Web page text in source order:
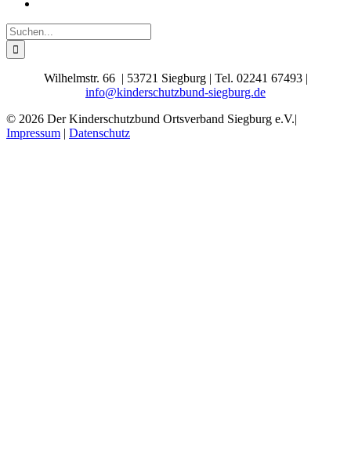
Suche
nach:
Wilhelmstr. 66 | 53721 Siegburg | Tel. 02241 67493 |
info@kinderschutzbund-siegburg.de
© 2026 Der Kinderschutzbund Ortsverband Siegburg e.V.|
Impressum | Datenschutz